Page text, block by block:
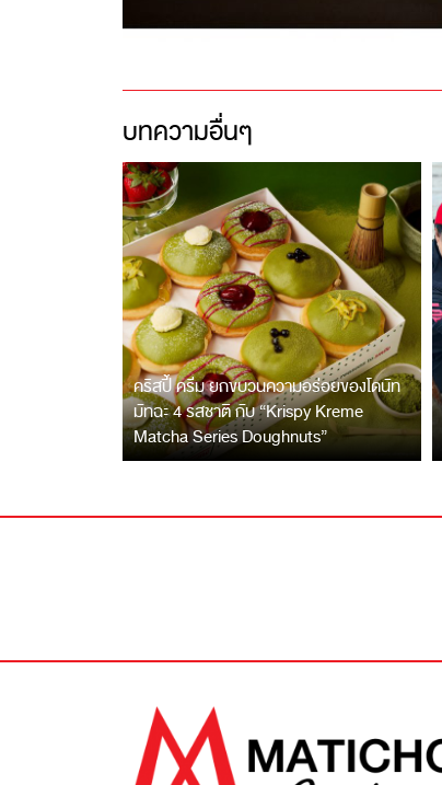
บทความอื่นๆ
คริสปี้ ครีม ยกขบวนความอร่อยของโดนัท
มัทฉะ 4 รสชาติ กับ “Krispy Kreme
Matcha Series Doughnuts”